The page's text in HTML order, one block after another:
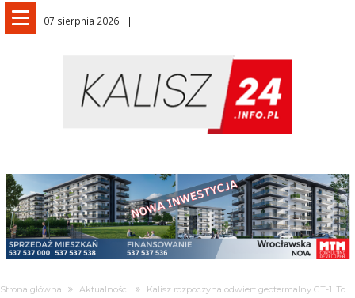
07 sierpnia 2026
Strona główna Aktualności
Kalisz rozpoczyna odwiert geotermalny GT-1. To